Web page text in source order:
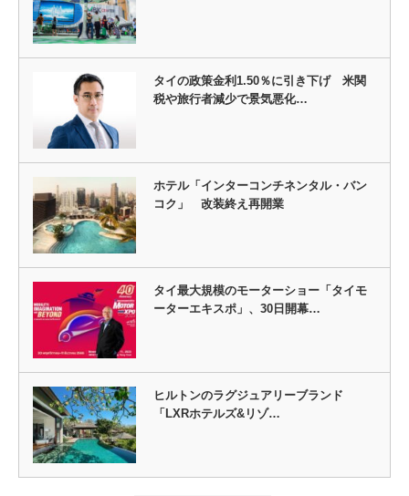
タイの政策金利1.50％に引き下げ 米関
税や旅行者減少で景気悪化…
ホテル「インターコンチネンタル・バン
コク」 改装終え再開業
タイ最大規模のモーターショー「タイモ
ーターエキスポ」、30日開幕…
ヒルトンのラグジュアリーブランド
「LXRホテルズ&リゾ…